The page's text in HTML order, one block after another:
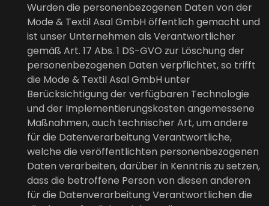
Wurden die personenbezogenen Daten von der
Mode & Textil Asal GmbH öffentlich gemacht und
ist unser Unternehmen als Verantwortlicher
gemäß Art. 17 Abs. 1 DS-GVO zur Löschung der
personenbezogenen Daten verpflichtet, so trifft
die Mode & Textil Asal GmbH unter
Berücksichtigung der verfügbaren Technologie
und der Implementierungskosten angemessene
Maßnahmen, auch technischer Art, um andere
für die Datenverarbeitung Verantwortliche,
welche die veröffentlichten personenbezogenen
Daten verarbeiten, darüber in Kenntnis zu setzen,
dass die betroffene Person von diesen anderen
für die Datenverarbeitung Verantwortlichen die